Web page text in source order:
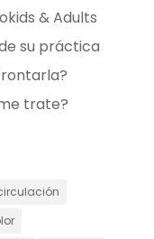
& Adults
su práctica
trate?